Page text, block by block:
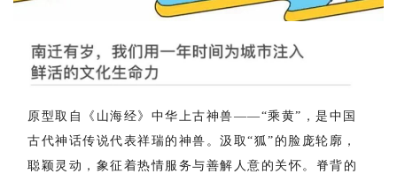
原型取自《山海经》中华上古神兽——“乘黄”，是中国
古代神话传说代表祥瑞的神兽。汲取“狐”的脸庞轮廓，
聪颖灵动，象征着热情服务与善解人意的关怀。脊背的